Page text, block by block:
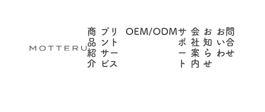
商
品
紹
介
プリ
ント
サー
ビス
OEM/ODMサ
ポ
ー
ト
会
社
案
内
お
知
ら
せ
お問
い合
わせ